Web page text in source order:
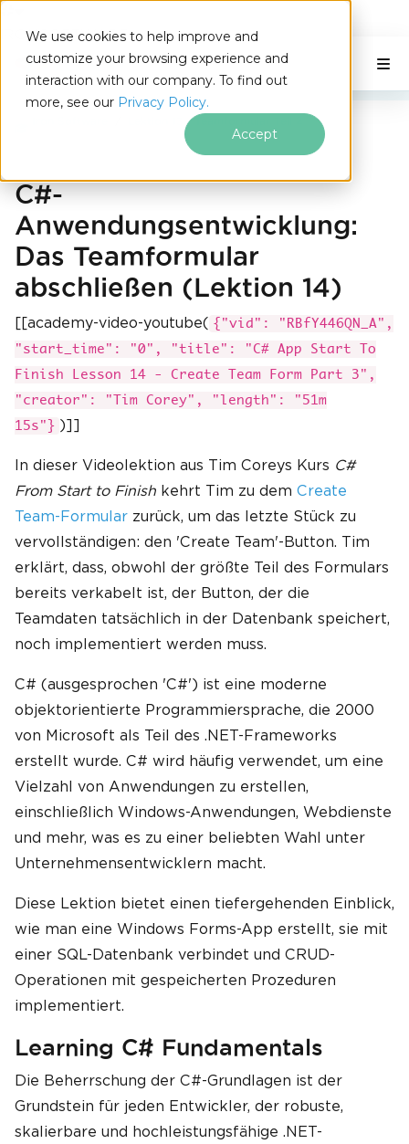
We use cookies to help improve and
customize your browsing experience and
interaction with our company. To find out
more, see our Privacy Policy.
Accept
IRONSOFTWARE
Zum Fußzeileninhalt springen
C# Application
Auf dieser Seite
Lektion 13 - Teamformular Teil 2
C#-
Anwendungsentwicklung:
Das Teamformular
abschließen (Lektion 14)
[[academy-video-youtube( {"vid": "RBfY446QN_A",
"start_time": "0", "title": "C# App Start To
Finish Lesson 14 - Create Team Form Part 3",
"creator": "Tim Corey", "length": "51m
15s"} )]]
In dieser Videolektion aus Tim Coreys Kurs C#
From Start to Finish kehrt Tim zu dem Create
Team-Formular zurück, um das letzte Stück zu
vervollständigen: den 'Create Team'-Button. Tim
erklärt, dass, obwohl der größte Teil des Formulars
bereits verkabelt ist, der Button, der die
Teamdaten tatsächlich in der Datenbank speichert,
noch implementiert werden muss.
C# (ausgesprochen 'C#') ist eine moderne
objektorientierte Programmiersprache, die 2000
von Microsoft als Teil des .NET-Frameworks
erstellt wurde. C# wird häufig verwendet, um eine
Vielzahl von Anwendungen zu erstellen,
einschließlich Windows-Anwendungen, Webdienste
und mehr, was es zu einer beliebten Wahl unter
Unternehmensentwicklern macht.
Diese Lektion bietet einen tiefergehenden Einblick,
wie man eine Windows Forms-App erstellt, sie mit
einer SQL-Datenbank verbindet und CRUD-
Operationen mit gespeicherten Prozeduren
implementiert.
Learning C# Fundamentals
Die Beherrschung der C#-Grundlagen ist der
Grundstein für jeden Entwickler, der robuste,
skalierbare und hochleistungsfähige .NET-